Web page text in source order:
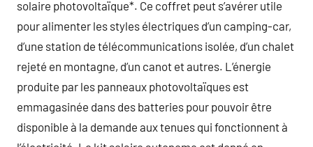
solaire photovoltaïque*. Ce coffret peut s’avérer utile
pour alimenter les styles électriques d’un camping-car,
d’une station de télécommunications isolée, d’un chalet
rejeté en montagne, d’un canot et autres. L’énergie
produite par les panneaux photovoltaïques est
emmagasinée dans des batteries pour pouvoir être
disponible à la demande aux tenues qui fonctionnent à